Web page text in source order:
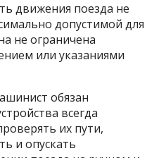
движения поезда не
допустимой для
не ограничена
или указаниями
обязан
всегда
их пути,
и опускать